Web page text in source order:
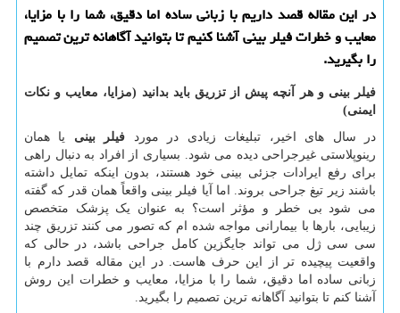
در این مقاله قصد داریم با زبانی ساده اما دقیق، شما را با مزایا،
معایب و خطرات فیلر بینی آشنا کنیم تا بتوانید آگاهانه ترین تصمیم
را بگیرید.
فیلر بینی و هر آنچه پیش از تزریق باید بدانید (مزایا، معایب و نکات
ایمنی)
در سال های اخیر، تبلیغات زیادی در مورد فیلر بینی یا همان
رینوپلاستی غیرجراحی دیده می شود. بسیاری از افراد به دنبال راهی
برای رفع ایرادات جزئی بینی خود هستند، بدون اینکه تمایل داشته
باشند زیر تیغ جراحی بروند. اما آیا فیلر بینی واقعاً همان قدر که گفته
می شود بی خطر و مؤثر است؟ به عنوان یک پزشک متخصص
زیبایی، بارها با بیمارانی مواجه شده ام که تصور می کنند تزریق چند
سی سی ژل می تواند جایگزین کامل جراحی باشد، در حالی که
واقعیت پیچیده تر از این حرف هاست. در این مقاله قصد دارم با
زبانی ساده اما دقیق، شما را با مزایا، معایب و خطرات این روش
آشنا کنم تا بتوانید آگاهانه ترین تصمیم را بگیرید.